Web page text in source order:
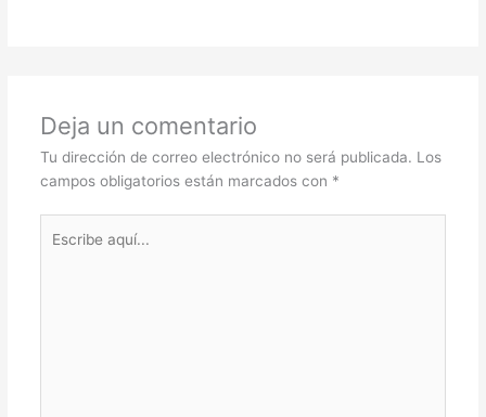
Deja un comentario
Tu dirección de correo electrónico no será publicada. Los
campos obligatorios están marcados con *
aquí...